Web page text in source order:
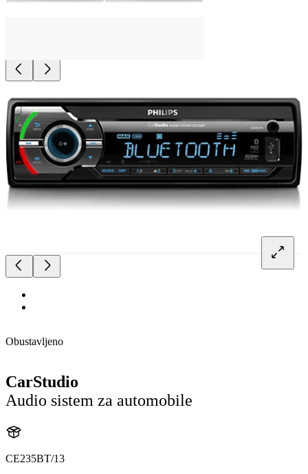
Obustavljeno
CarStudio
Audio sistem za automobile
CE235BT/13